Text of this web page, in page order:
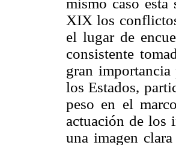
mismo caso
XIX los
el lugar de
consistente
gran
los Estados,
peso en el
actuación de los
una imagen